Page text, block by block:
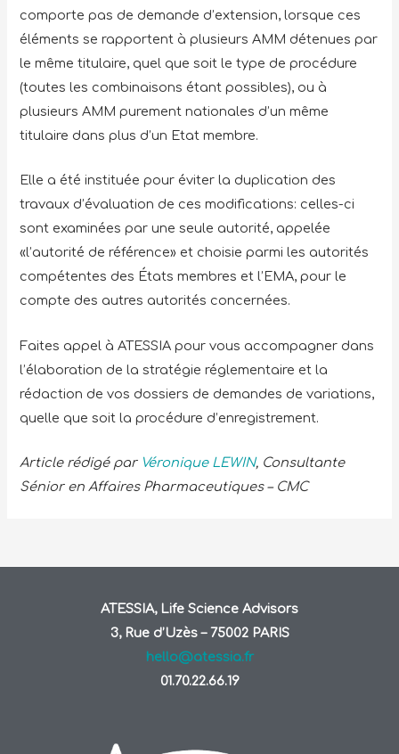
comporte pas de demande d’extension, lorsque ces
éléments se rapportent à plusieurs AMM détenues par
le même titulaire, quel que soit le type de procédure
(toutes les combinaisons étant possibles), ou à
plusieurs AMM purement nationales d’un même
titulaire dans plus d’un Etat membre.
Elle a été instituée pour éviter la duplication des
travaux d’évaluation de ces modifications: celles-ci
sont examinées par une seule autorité, appelée
«l’autorité de référence» et choisie parmi les autorités
compétentes des États membres et l’EMA, pour le
compte des autres autorités concernées.
Faites appel à ATESSIA pour vous accompagner dans
l’élaboration de la stratégie réglementaire et la
rédaction de vos dossiers de demandes de variations,
quelle que soit la procédure d’enregistrement.
Article rédigé par Véronique LEWIN, Consultante
Sénior en Affaires Pharmaceutiques – CMC
ATESSIA, Life Science Advisors
3, Rue d’Uzès – 75002 PARIS
hello@atessia.fr
01.70.22.66.19